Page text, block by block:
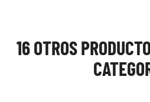
16 OTROS